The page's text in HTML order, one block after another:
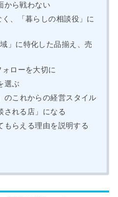
から戦わない
、「暮らしの相談役」に
」に特化した品揃え、売
ローを大切に
選ぶ
これからの経営スタイル
される店」になる
もらえる理由を説明する